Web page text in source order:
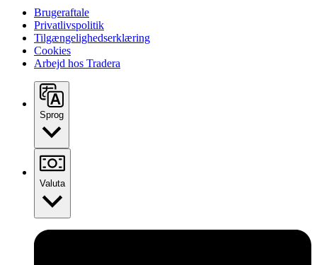
Brugeraftale
Privatlivspolitik
Tilgængelighedserklæring
Cookies
Arbejd hos Tradera
Sprog
Valuta